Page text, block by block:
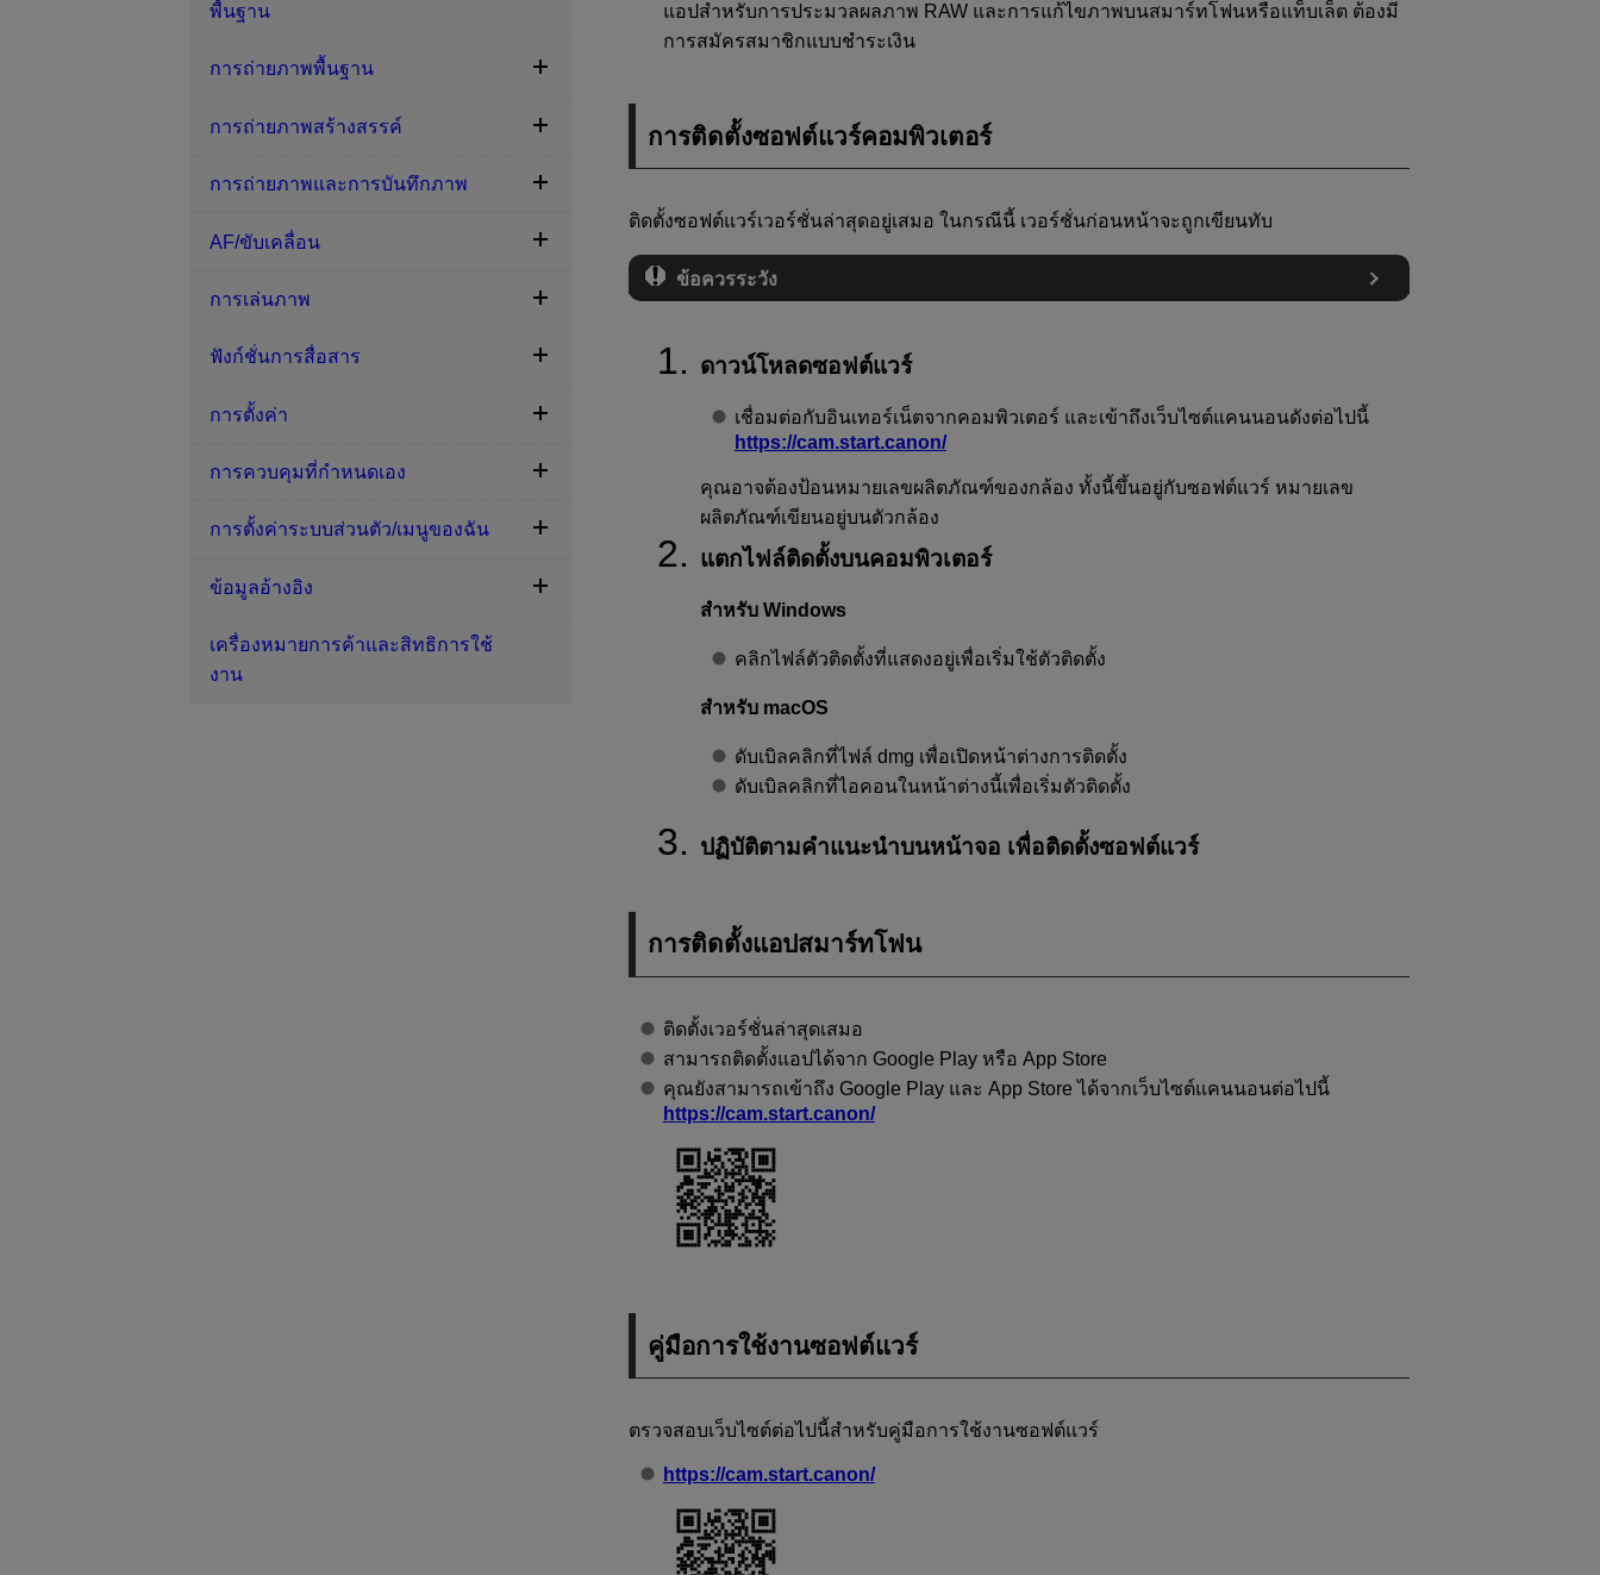
แอปสำหรับการประมวลผลภาพ RAW และการแก้ไขภาพบนสมาร์ทโฟนหรือแท็บเล็ต ต้องมี
การสมัครสมาชิกแบบชำระเงิน
การติดตั้งซอฟต์แวร์คอมพิวเตอร์
ติดตั้งซอฟต์แวร์เวอร์ชั่นล่าสุดอยู่เสมอ ในกรณีนี้ เวอร์ชั่นก่อนหน้าจะถูกเขียนทับ
ข้อควรระวัง
ดาวน์โหลดซอฟต์แวร์
เชื่อมต่อกับอินเทอร์เน็ตจากคอมพิวเตอร์ และเข้าถึงเว็บไซต์แคนนอนดังต่อไปนี้
https://cam.start.canon/
คุณอาจต้องป้อนหมายเลขผลิตภัณฑ์ของกล้อง ทั้งนี้ขึ้นอยู่กับซอฟต์แวร์ หมายเลข
ผลิตภัณฑ์เขียนอยู่บนตัวกล้อง
แตกไฟล์ติดตั้งบนคอมพิวเตอร์
สำหรับ Windows
คลิกไฟล์ตัวติดตั้งที่แสดงอยู่เพื่อเริ่มใช้ตัวติดตั้ง
สำหรับ macOS
ดับเบิลคลิกที่ไฟล์ dmg เพื่อเปิดหน้าต่างการติดตั้ง
ดับเบิลคลิกที่ไอคอนในหน้าต่างนี้เพื่อเริ่มตัวติดตั้ง
ปฏิบัติตามคำแนะนำบนหน้าจอ เพื่อติดตั้งซอฟต์แวร์
การติดตั้งแอปสมาร์ทโฟน
ติดตั้งเวอร์ชั่นล่าสุดเสมอ
สามารถติดตั้งแอปได้จาก Google Play หรือ App Store
คุณยังสามารถเข้าถึง Google Play และ App Store ได้จากเว็บไซต์แคนนอนต่อไปนี้
https://cam.start.canon/
คู่มือการใช้งานซอฟต์แวร์
ตรวจสอบเว็บไซต์ต่อไปนี้สำหรับคู่มือการใช้งานซอฟต์แวร์
https://cam.start.canon/
พื้นฐาน
การถ่ายภาพพื้นฐาน
การถ่ายภาพสร้างสรรค์
การถ่ายภาพและการบันทึกภาพ
AF/ขับเคลื่อน
การเล่นภาพ
ฟังก์ชั่นการสื่อสาร
การตั้งค่า
การควบคุมที่กำหนดเอง
การตั้งค่าระบบส่วนตัว/เมนูของฉัน
ข้อมูลอ้างอิง
เครื่องหมายการค้าและสิทธิการใช้
งาน